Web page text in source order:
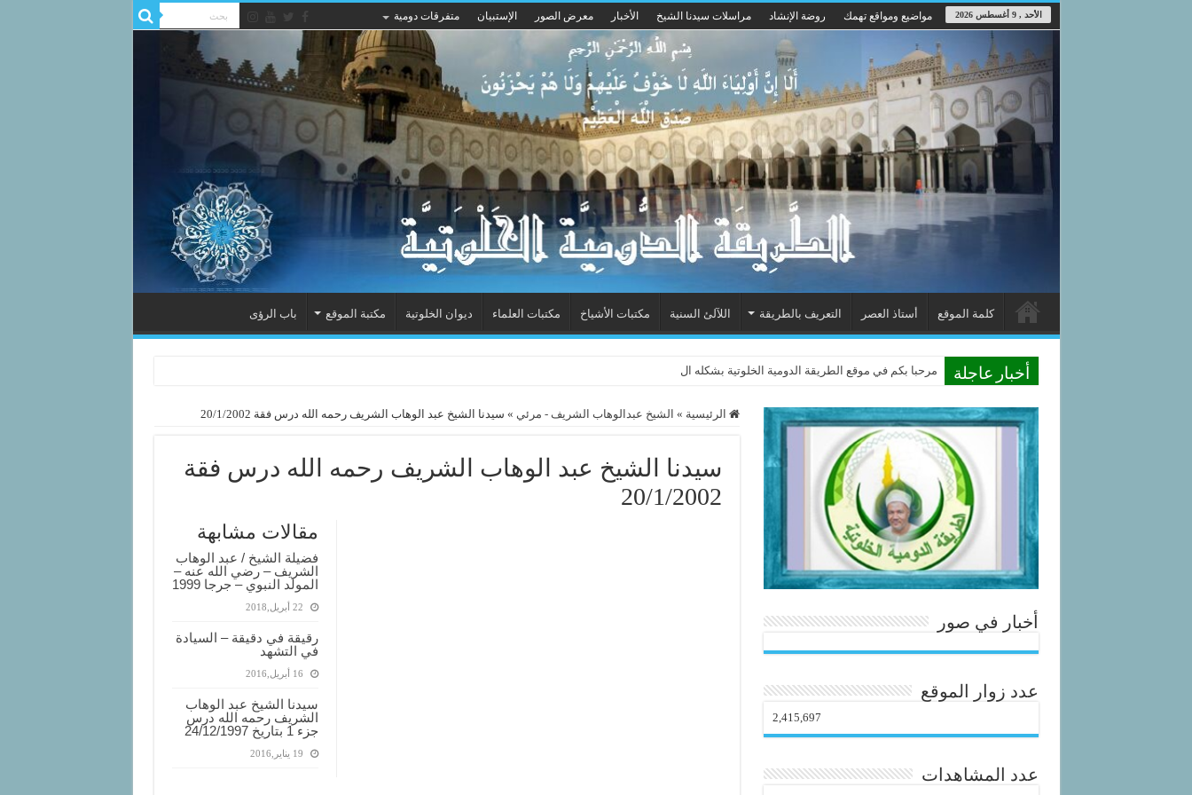
الأحد , 9 أغسطس 2026 مواضيع ومواقع تهمك روضة الإنشاد مراسلات سيدنا الشيخ الأخبار معرض الصور الإستبيان متفرقات دومية
كلمة الموقع أستاذ العصر التعريف بالطريقة اللآلئ السنية مكتبات الأشياخ مكتبات العلماء ديوان الخلوتية مكتبة الموقع باب الرؤى
أخبار عاجلة مرحبا بكم في موقع الطريقة الدومية الخلوتية بشكله الجديد 2015
الرئيسية » الشيخ عبدالوهاب الشريف - مرئي » سيدنا الشيخ عبد الوهاب الشريف رحمه الله درس فقة 20/1/2002
سيدنا الشيخ عبد الوهاب الشريف رحمه الله درس فقة
20/1/2002
مقالات مشابهة
فضيلة الشيخ / عبد الوهاب
الشريف – رضي الله عنه –
المولد النبوي – جرجا 1999
22 أبريل,2018
رقيقة في دقيقة – السيادة
في التشهد
16 أبريل,2016
سيدنا الشيخ عبد الوهاب
الشريف رحمه الله درس
جزء 1 بتاريخ 24/12/1997
19 يناير,2016
أخبار في صور
عدد زوار الموقع
2,415,697
عدد المشاهدات